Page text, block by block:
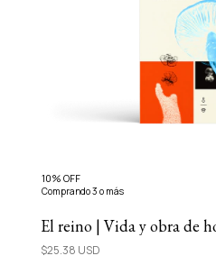
10% OFF
Comprando 3 o más
El reino | Vida y obra de
$25.38 USD